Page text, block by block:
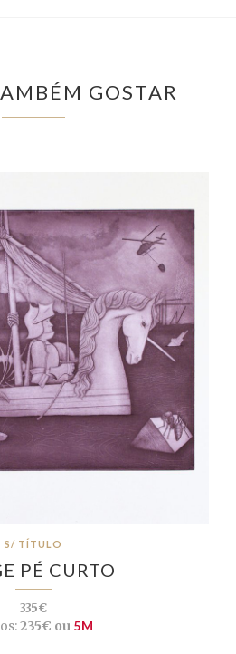
GOSTAR
S/ TÍTULO
PÉ CURTO
335€
235€ ou 5M